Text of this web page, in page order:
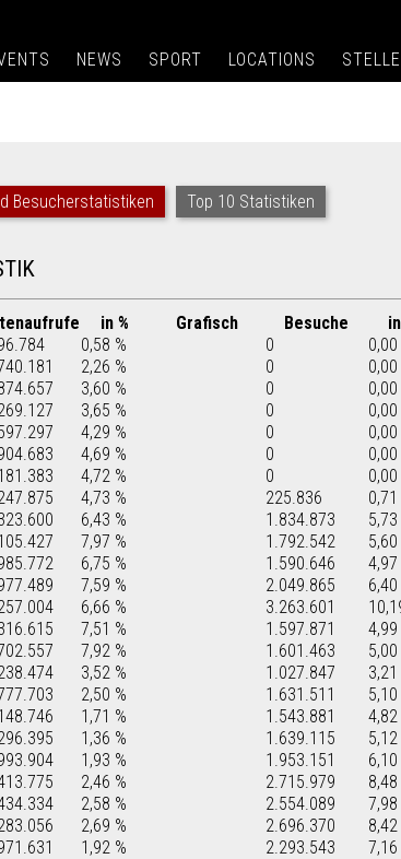
NEWS SPORT LOCATIONS
Besucherstatistiken Top 10 Statistiken
in % Grafisch Besuche
0,58 % 0
0,00
2,26 % 0
0,00
3,60 % 0
0,00
3,65 % 0
0,00
4,29 % 0
0,00
4,69 % 0
0,00
4,72 % 0
0,00
4,73 % 225.836
0,71
6,43 % 1.834.873
5,73
7,97 % 1.792.542
5,60
6,75 % 1.590.646
4,97
7,59 % 2.049.865
6,40
6,66 % 3.263.601
7,51 % 1.597.871
4,99
7,92 % 1.601.463
5,00
3,52 % 1.027.847
3,21
2,50 % 1.631.511
5,10
1,71 % 1.543.881
4,82
1,36 % 1.639.115
5,12
1,93 % 1.953.151
6,10
2,46 % 2.715.979
8,48
2,58 % 2.554.089
7,98
2,69 % 2.696.370
8,42
1,92 % 2.293.543 7,16